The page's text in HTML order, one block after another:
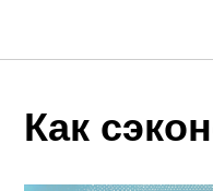
Как